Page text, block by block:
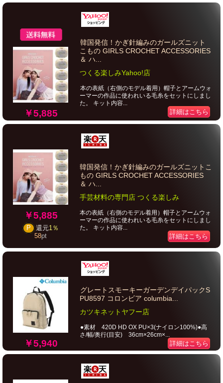
￥5,885
韓国発信！かぎ針編みのガールズニット
こもの GIRLS CROCHET ACCESSORIES
＆ ハ...
つくる楽しみYahoo!店
本の表紙（右側のモデル着用）帽子とアームウォ
ーマーの作品に使われいる毛糸をセットにしまし
た。 キット内容...
詳細はこちら
￥5,885
P 還元1％
58pt
韓国発信！かぎ針編みのガールズニットこ
もの GIRLS CROCHET ACCESSORIES
＆ ハ...
手芸材料の専門店 つくる楽しみ
本の表紙（右側のモデル着用）帽子とアームウォ
ーマーの作品に使われいる毛糸をセットにしまし
た。 キット内容...
詳細はこちら
￥5,940
グレートスモーキーガーデンデイパックS
PU8597 コロンビア columbia...
カツキネットヤフー店
●素材 420D HD OX PU×3(ナイロン100%)●高
さ/幅/奥行(目安) 36cm×26cm×...
詳細はこちら